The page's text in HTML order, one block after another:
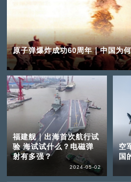
原子弹爆炸成功60周年｜中国为
福建舰｜出海首次航行试
验 海试试什么？电磁弹
射有多强？
2024-05-02
空
国